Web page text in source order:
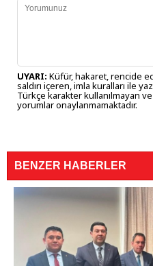
UYARI: Küfür, hakaret, rencide
saldırı içeren, imla kuralları ile
Türkçe karakter kullanılmayan
yorumlar onaylanmamaktadır.
BENZER HABERLER